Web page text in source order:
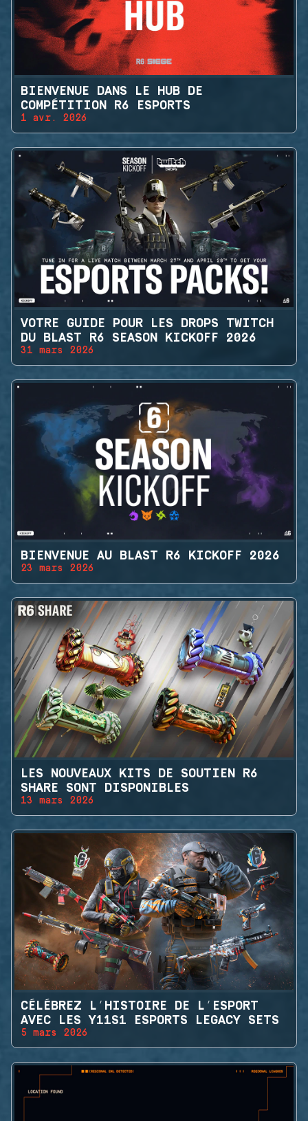
BIENVENUE DANS LE HUB DE
COMPÉTITION R6 ESPORTS
1 avr. 2026
VOTRE GUIDE POUR LES DROPS TWITCH
DU BLAST R6 SEASON KICKOFF 2026
31 mars 2026
BIENVENUE AU BLAST R6 KICKOFF 2026
23 mars 2026
LES NOUVEAUX KITS DE SOUTIEN R6
SHARE SONT DISPONIBLES
13 mars 2026
CÉLÉBREZ L’HISTOIRE DE L’ESPORT
AVEC LES Y11S1 ESPORTS LEGACY SETS
5 mars 2026